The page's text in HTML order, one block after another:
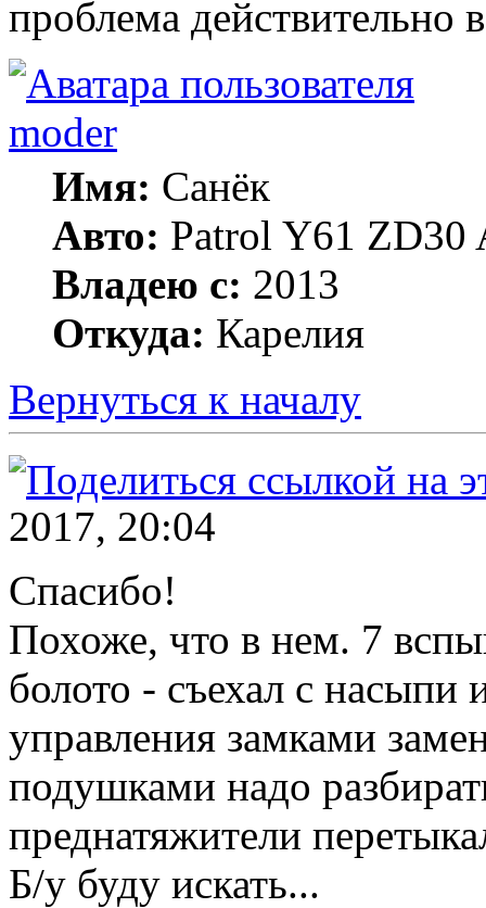
проблема действительно
moder
Имя: Санёк
Авто: Patrol Y61 ZD30
Владею с: 2013
Откуда: Карелия
Вернуться к началу
2017, 20:04
Спасибо!
Похоже, что в нем. 7
болото - съехал с насыпи
управления замками
подушками надо
преднатяжители
Б/у буду искать...